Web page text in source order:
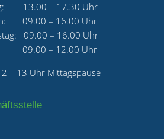
13.00 – 17.30 Uhr
09.00 – 16.00 Uhr
09.00 – 16.00 Uhr
09.00 – 12.00 Uhr
– 13 Uhr Mittagspause